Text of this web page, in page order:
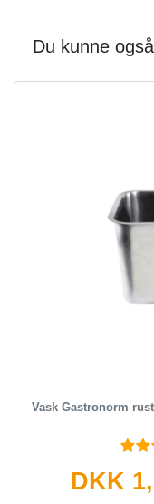
Du kunne
Vask Gastronorm
DKK